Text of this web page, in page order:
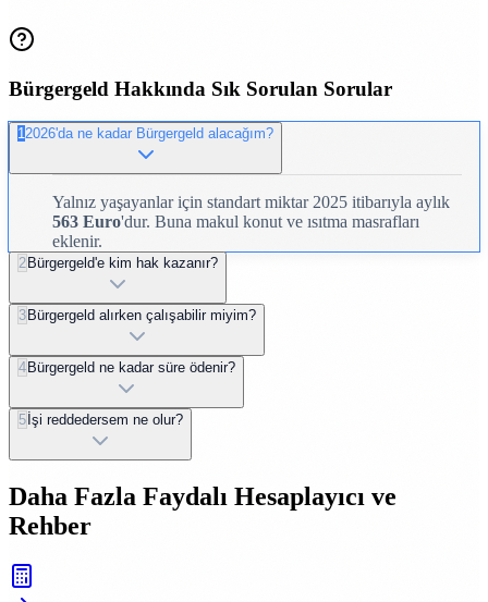
Bürgergeld Hakkında Sık Sorulan Sorular
1 2026'da ne kadar Bürgergeld alacağım?
Yalnız yaşayanlar için standart miktar 2025 itibarıyla aylık
563 Euro'dur. Buna makul konut ve ısıtma masrafları
eklenir.
2 Bürgergeld'e kim hak kazanır?
3 Bürgergeld alırken çalışabilir miyim?
4 Bürgergeld ne kadar süre ödenir?
5 İşi reddedersem ne olur?
Daha Fazla Faydalı Hesaplayıcı ve
Rehber